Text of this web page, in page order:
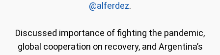
@alferdez.
Discussed importance of fighting the pandemic,
global cooperation on recovery, and Argentina’s